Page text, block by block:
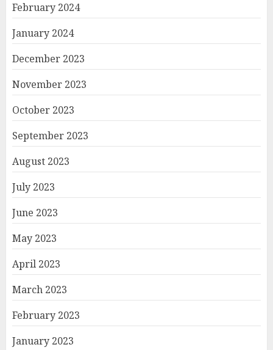
February 2024
January 2024
December 2023
November 2023
October 2023
September 2023
August 2023
July 2023
June 2023
May 2023
April 2023
March 2023
February 2023
January 2023